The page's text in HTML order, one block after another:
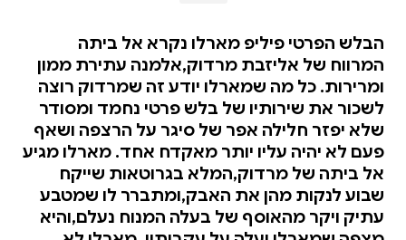
הבלש הפרטי פיליפ מארלו נקרא אל ביתה
המרווח של אליזבת מרדוק,אלמנה עתירת ממון
ומרירות. כל מה שמארלו יודע זה שמרדוק רוצה
לשכור את שירותיו של בלש פרטי נחמד ומסודר
שלא יפזר חלילה אפר של סיגר על הרצפה ושאף
פעם לא יהיה עליו יותר מאקדח אחד. מארלו מגיע
אל ביתה של מרדוק,המלא בגרוטאות שייקח
שבוע לנקות מהן את האבק,ומתברר לו שמטבע
עתיק ויקר מהאוסף של בעלה המנוח נעלם,והיא